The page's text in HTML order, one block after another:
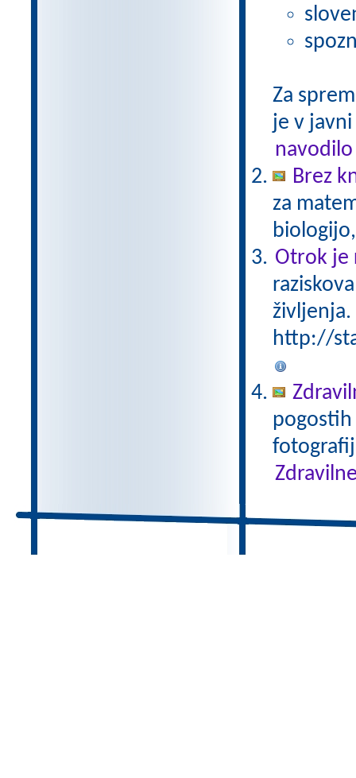
Za
je v
navodilo
Brez
za
Otrok je
življenja.
http://
pogostih